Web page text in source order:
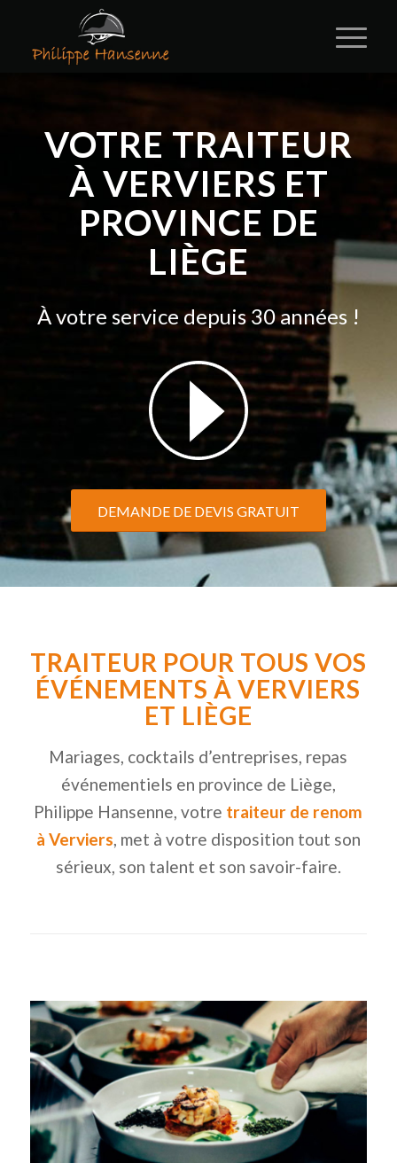
VOTRE TRAITEUR
À VERVIERS ET
PROVINCE DE
LIÈGE
À votre service depuis 30 années !
DEMANDE DE DEVIS GRATUIT
TRAITEUR POUR TOUS VOS
ÉVÉNEMENTS À VERVIERS
ET LIÈGE
Mariages, cocktails d’entreprises, repas
événementiels en province de Liège,
Philippe Hansenne, votre traiteur de renom
à Verviers, met à votre disposition tout son
sérieux, son talent et son savoir-faire.